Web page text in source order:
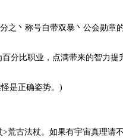
丶称号自带双暴丶公会勋章
分比职业，点满带来的智力提
是正确姿势。)
古法杖。如果有宇宙真理请